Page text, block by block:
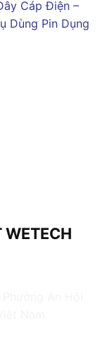
Cáp Điện –
Dùng Pin Dụng
WETECH